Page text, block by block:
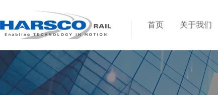
首页 关于我们